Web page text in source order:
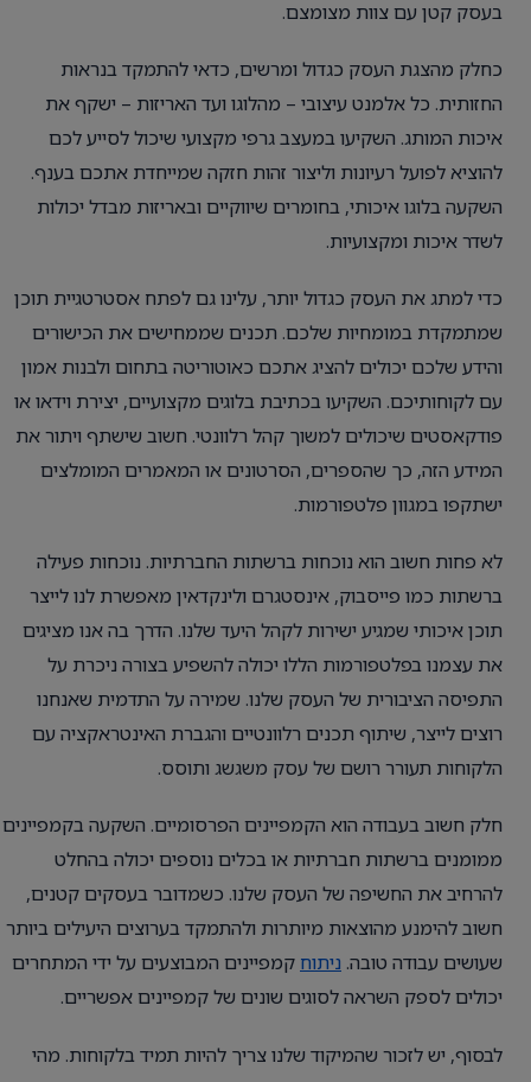
בעסק קטן עם צוות מצומצם.
כחלק מהצגת העסק כגדול ומרשים, כדאי להתמקד בנראות
החזותית. כל אלמנט עיצובי – מהלוגו ועד האריזות – ישקף את
איכות המותג. השקיעו במעצב גרפי מקצועי שיכול לסייע לכם
להוציא לפועל רעיונות וליצור זהות חזקה שמייחדת אתכם בענף.
השקעה בלוגו איכותי, בחומרים שיווקיים ובאריזות מבדל יכולות
לשדר איכות ומקצועיות.
כדי למתג את העסק כגדול יותר, עלינו גם לפתח אסטרטגיית תוכן
שמתמקדת במומחיות שלכם. תכנים שממחישים את הכישורים
והידע שלכם יכולים להציג אתכם כאוטוריטה בתחום ולבנות אמון
עם לקוחותיכם. השקיעו בכתיבת בלוגים מקצועיים, יצירת וידאו או
פודקאסטים שיכולים למשוך קהל רלוונטי. חשוב שישתף ויתור את
המידע הזה, כך שהספרים, הסרטונים או המאמרים המומלצים
ישתקפו במגוון פלטפורמות.
לא פחות חשוב הוא נוכחות ברשתות החברתיות. נוכחות פעילה
ברשתות כמו פייסבוק, אינסטגרם ולינקדאין מאפשרת לנו לייצר
תוכן איכותי שמגיע ישירות לקהל היעד שלנו. הדרך בה אנו מציגים
את עצמנו בפלטפורמות הללו יכולה להשפיע בצורה ניכרת על
התפיסה הציבורית של העסק שלנו. שמירה על התדמית שאנחנו
רוצים לייצר, שיתוף תכנים רלוונטיים והגברת האינטראקציה עם
הלקוחות תעורר רושם של עסק משגשג ותוסס.
חלק חשוב בעבודה הוא הקמפיינים הפרסומיים. השקעה בקמפיינים
ממומנים ברשתות חברתיות או בכלים נוספים יכולה בהחלט
להרחיב את החשיפה של העסק שלנו. כשמדובר בעסקים קטנים,
חשוב להימנע מהוצאות מיותרות ולהתמקד בערוצים היעילים ביותר
שעושים עבודה טובה. ניתוח קמפיינים המבוצעים על ידי המתחרים
יכולים לספק השראה לסוגים שונים של קמפיינים אפשריים.
לבסוף, יש לזכור שהמיקוד שלנו צריך להיות תמיד בלקוחות. מהי